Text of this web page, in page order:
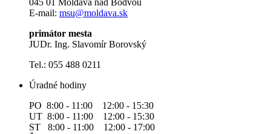
045 01 Moldava nad Bodvou
E-mail: msu@moldava.sk
primátor mesta
JUDr. Ing. Slavomír Borovský
Tel.: 055 488 0211
Úradné hodiny
PO 8:00 - 11:00 12:00 - 15:30
UT 8:00 - 11:00 12:00 - 15:30
ST 8:00 - 11:00 12:00 - 17:00